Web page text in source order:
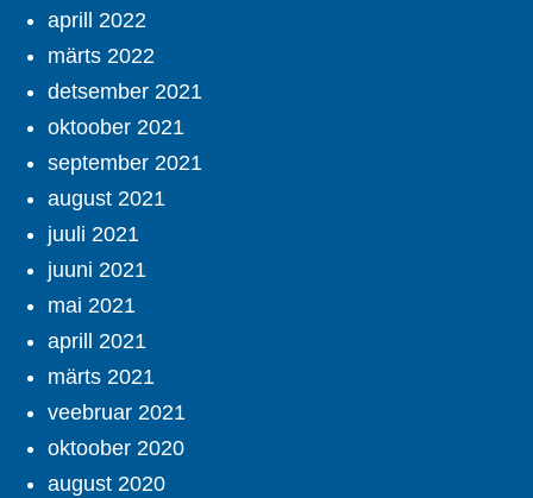
aprill 2022
märts 2022
detsember 2021
oktoober 2021
september 2021
august 2021
juuli 2021
juuni 2021
mai 2021
aprill 2021
märts 2021
veebruar 2021
oktoober 2020
august 2020